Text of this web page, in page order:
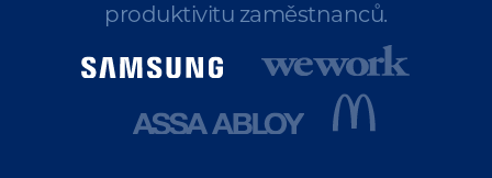
produktivitu zaměstnanců.